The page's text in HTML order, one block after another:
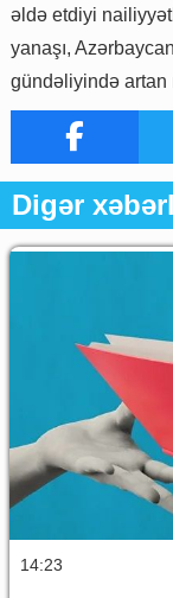
əldə etdiyi
yanaşı,
gündəliyində artan
Digər
14:23